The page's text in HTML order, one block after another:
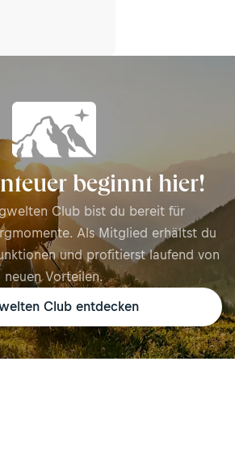
beginnt hier!
Club bist du bereit für
Als Mitglied erhältst du
und profitierst laufend von
neuen Vorteilen.
Club entdecken